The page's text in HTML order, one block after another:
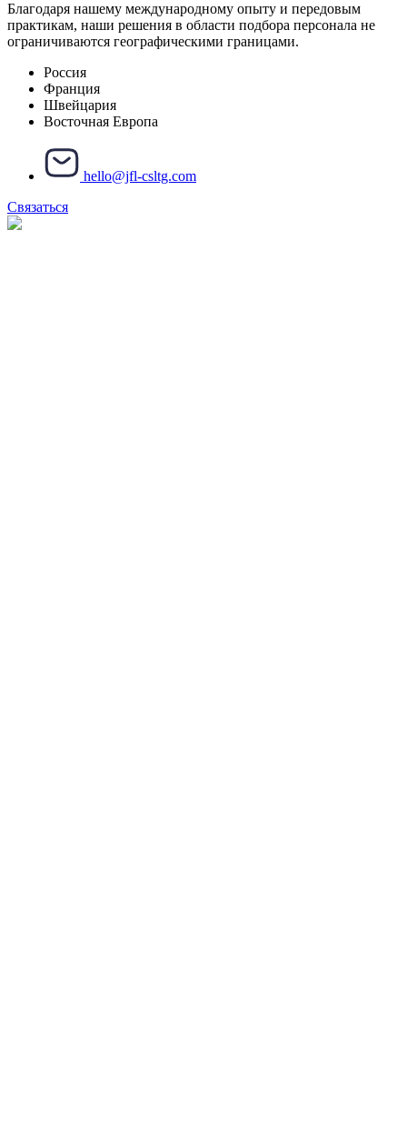
Благодаря нашему международному опыту и передовым
практикам, наши решения в области подбора персонала не
ограничиваются географическими границами.
Россия
Франция
Швейцария
Восточная Европа
hello@jfl-csltg.com
Связаться